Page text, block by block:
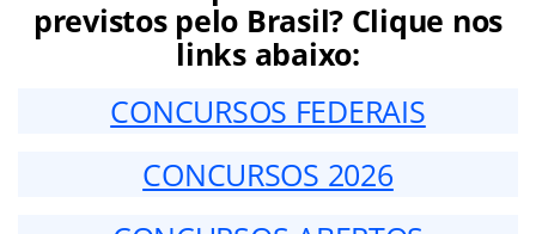
previstos pelo Brasil? Clique nos
links abaixo:
CONCURSOS FEDERAIS
CONCURSOS 2026